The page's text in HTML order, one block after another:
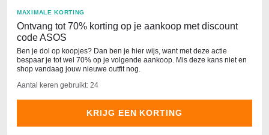
MAXIMALE KORTING
Ontvang tot 70% korting op je aankoop met discount
code ASOS
Ben je dol op koopjes? Dan ben je hier wijs, want met deze actie
bespaar je tot wel 70% op je volgende aankoop. Mis deze kans niet en
shop vandaag jouw nieuwe outfit nog.
Aantal keren gebruikt: 24
KRIJG EEN KORTING